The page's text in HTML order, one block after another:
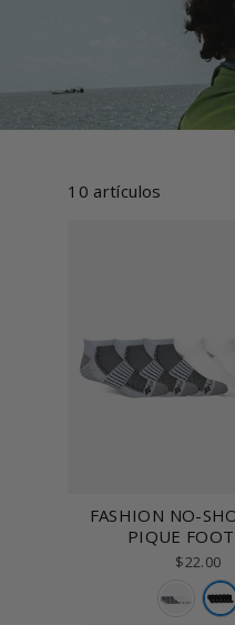
10 artículos
FASHION NO-
PIQUE
$22.00